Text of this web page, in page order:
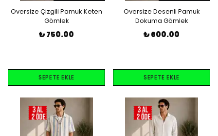
Oversize Çizgili Pamuk Keten
Gömlek
₺ 750.00
SEPETE EKLE
Oversize Desenli Pamuk
Dokuma Gömlek
₺ 600.00
SEPETE EKLE